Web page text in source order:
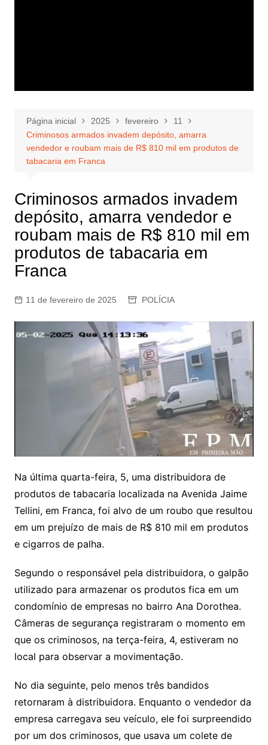
Página inicial 2025 fevereiro
11
Criminosos armados invadem depósito, amarra
vendedor e roubam mais de R$ 810 mil em produtos de
tabacaria em Franca
Criminosos armados invadem
depósito, amarra vendedor e
roubam mais de R$ 810 mil em
produtos de tabacaria em
Franca
11 de fevereiro de 2025 POLÍCIA
Na última quarta-feira, 5, uma distribuidora de
produtos de tabacaria localizada na Avenida Jaime
Tellini, em Franca, foi alvo de um roubo que resultou
em um prejuízo de mais de R$ 810 mil em produtos
e cigarros de palha.
Segundo o responsável pela distribuidora, o galpão
utilizado para armazenar os produtos fica em um
condomínio de empresas no bairro Ana Dorothea.
Câmeras de segurança registraram o momento em
que os criminosos, na terça-feira, 4, estiveram no
local para observar a movimentação.
No dia seguinte, pelo menos três bandidos
retornaram à distribuidora. Enquanto o vendedor da
empresa carregava seu veículo, ele foi surpreendido
por um dos criminosos, que usava um colete de